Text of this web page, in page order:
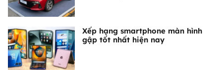
Xếp hạng smartphone màn hình
gập tốt nhất hiện nay